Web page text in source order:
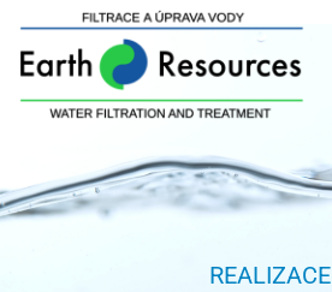
obsah
REALIZACE